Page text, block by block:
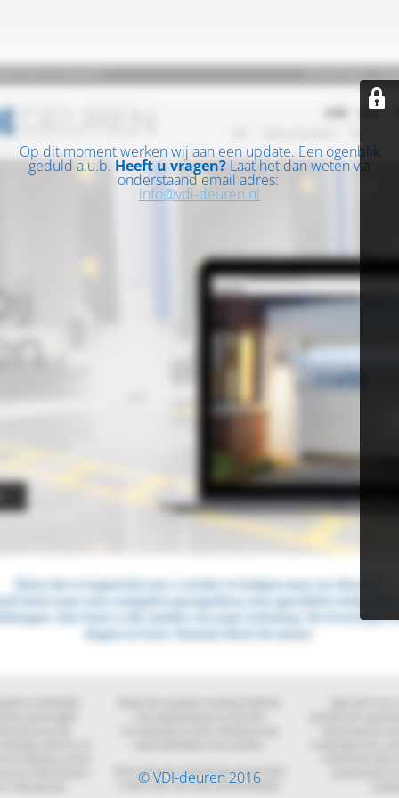
Op dit moment werken wij aan een update. Een ogenblik
geduld a.u.b. Heeft u vragen? Laat het dan weten via
onderstaand email adres:
info@vdi-deuren.nl
© VDI-deuren 2016